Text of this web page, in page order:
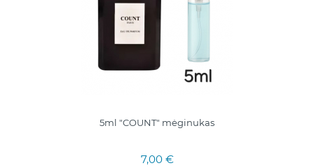
5ml "COUNT" mėginukas
7,00 €